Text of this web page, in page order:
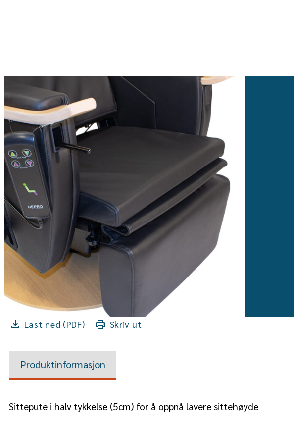
Last ned (PDF) Skriv ut
Produktinformasjon
Sittepute i halv tykkelse (5cm) for å oppnå lavere sittehøyde